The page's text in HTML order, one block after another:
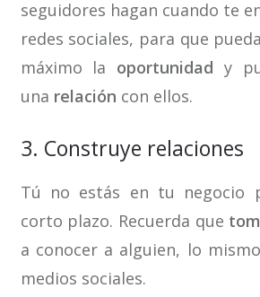
seguidores hagan cuando te
redes sociales, para que
máximo la oportunidad y
una relación con ellos.
3. Construye relaciones
Tú no estás en tu negocio
corto plazo. Recuerda que
a conocer a alguien, lo
medios sociales.